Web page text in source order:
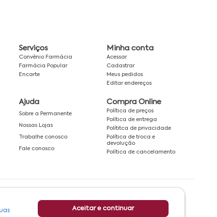
Aceitar e continuar
Serviços
Convênio Farmácia
Farmácia Popular
Encarte
Minha conta
Acessar
Cadastrar
Meus pedidos
Editar endereços
Ajuda
Sobre a Permanente
Nossas Lojas
Trabalhe conosco
Fale conosco
Compra Online
Política de preços
Política de entrega
Polítitca de privacidade
Política de troca e
devolução
Política de cancelamento